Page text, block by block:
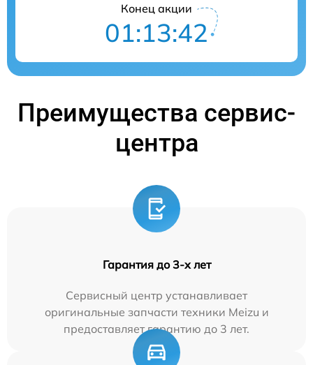
Конец акции
01:13:42
Преимущества сервис-
центра
Гарантия до 3-х лет
Сервисный центр устанавливает
оригинальные запчасти техники Meizu и
предоставляет гарантию до 3 лет.